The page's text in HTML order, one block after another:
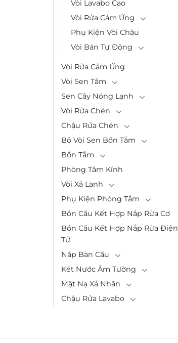
Vòi Lavabo Cao
Vòi Rửa Cảm Ứng
Phụ Kiện Vòi Chậu
Vòi Bán Tự Động
Vòi Rửa Cảm Ứng
Vòi Sen Tắm
Sen Cây Nóng Lạnh
Vòi Rửa Chén
Chậu Rửa Chén
Bộ Vòi Sen Bồn Tắm
Bồn Tắm
Phòng Tắm Kính
Vòi Xả Lạnh
Phụ Kiện Phòng Tắm
Bồn Cầu Kết Hợp Nắp Rửa Cơ
Bồn Cầu Kết Hợp Nắp Rửa Điện
Tử
Nắp Bàn Cầu
Két Nước Âm Tường
Mặt Nạ Xả Nhấn
Chậu Rửa Lavabo